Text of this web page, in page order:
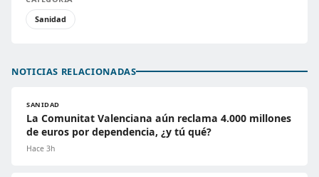
Sanidad
NOTICIAS RELACIONADAS
SANIDAD
La Comunitat Valenciana aún reclama 4.000 millones
de euros por dependencia, ¿y tú qué?
Hace 3h